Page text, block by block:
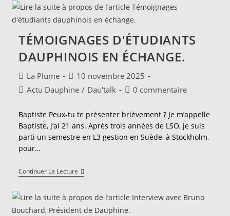
Association
À
Dauphine
Interview
Avec
Le
Service
Vie
Associative.
TÉMOIGNAGES D'ÉTUDIANTS
DAUPHINOIS EN ÉCHANGE.
Auteur/autrice
de
La Plume
Publication
publiée :
10 novembre 2025
PostActu Dauphine / Dau'talk
Commentaires
la
publication :
0 commentaire
Baptiste Peux-tu te présenter brièvement ? Je m’appelle
Baptiste, j’ai 21 ans. Après trois années de LSO, je suis
parti un semestre en L3 gestion en Suède, à Stockholm,
pour…
Continuer La LectureTémoignages
D'étudiants
En
Échange.